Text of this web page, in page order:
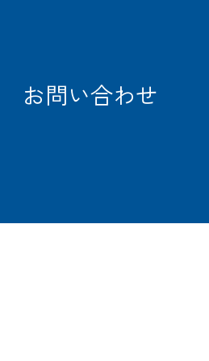
お問い合わせ